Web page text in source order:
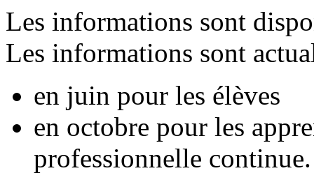
Les informations sont
Les informations sont
en juin pour les élèves
en octobre pour les
professionnelle continue.